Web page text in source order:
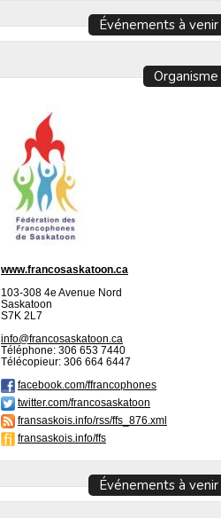
Événements à venir
Organisme
www.francosaskatoon.ca
103-308 4e Avenue Nord
Saskatoon
S7K 2L7
info@francosaskatoon.ca
Téléphone: 306 653 7440
Télécopieur: 306 664 6447
facebook.com/ffrancophones
twitter.com/francosaskatoon
fransaskois.info/rss/ffs_876.xml
fransaskois.info/ffs
Événements à venir